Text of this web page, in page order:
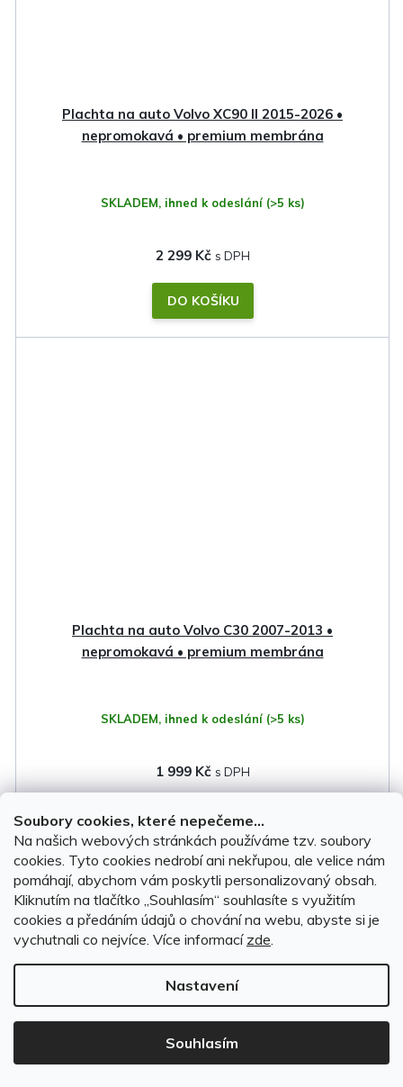
Soubory cookies, které nepečeme...
Na našich webových stránkách používáme tzv. soubory
cookies. Tyto cookies nedrobí ani nekřupou, ale velice nám
pomáhají, abychom vám poskytli personalizovaný obsah.
Kliknutím na tlačítko ,,Souhlasím“ souhlasíte s využitím
cookies a předáním údajů o chování na webu, abyste si je
vychutnali co nejvíce. Více informací zde.
Nastavení
Souhlasím
Plachta na auto Volvo XC90 II 2015-2026 •
nepromokavá • premium membrána
SKLADEM, ihned k odeslání (>5 ks)
2 299 Kč
DO KOŠÍKU
Plachta na auto Volvo C30 2007-2013 •
nepromokavá • premium membrána
SKLADEM, ihned k odeslání (>5 ks)
1 999 Kč
DO KOŠÍKU
Doprava
zdarma